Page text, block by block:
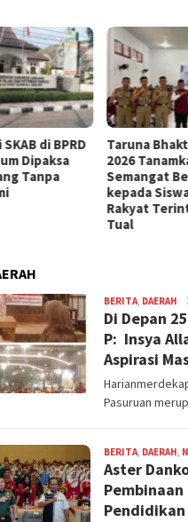
di BPRD
Dipaksa
Tanpa
Taruna
2026
Semangat
kepada
Rakyat
Tual
BERITA, DAERAH
Di Depan
P: Insya
Aspirasi
Pasuruan
BERITA, DAERAH,
Aster
Pendidikan